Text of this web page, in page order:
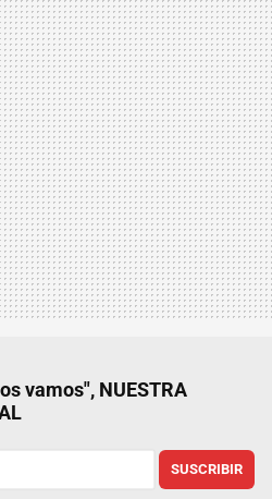
vamos", NUESTRA
SUSCRIBIR